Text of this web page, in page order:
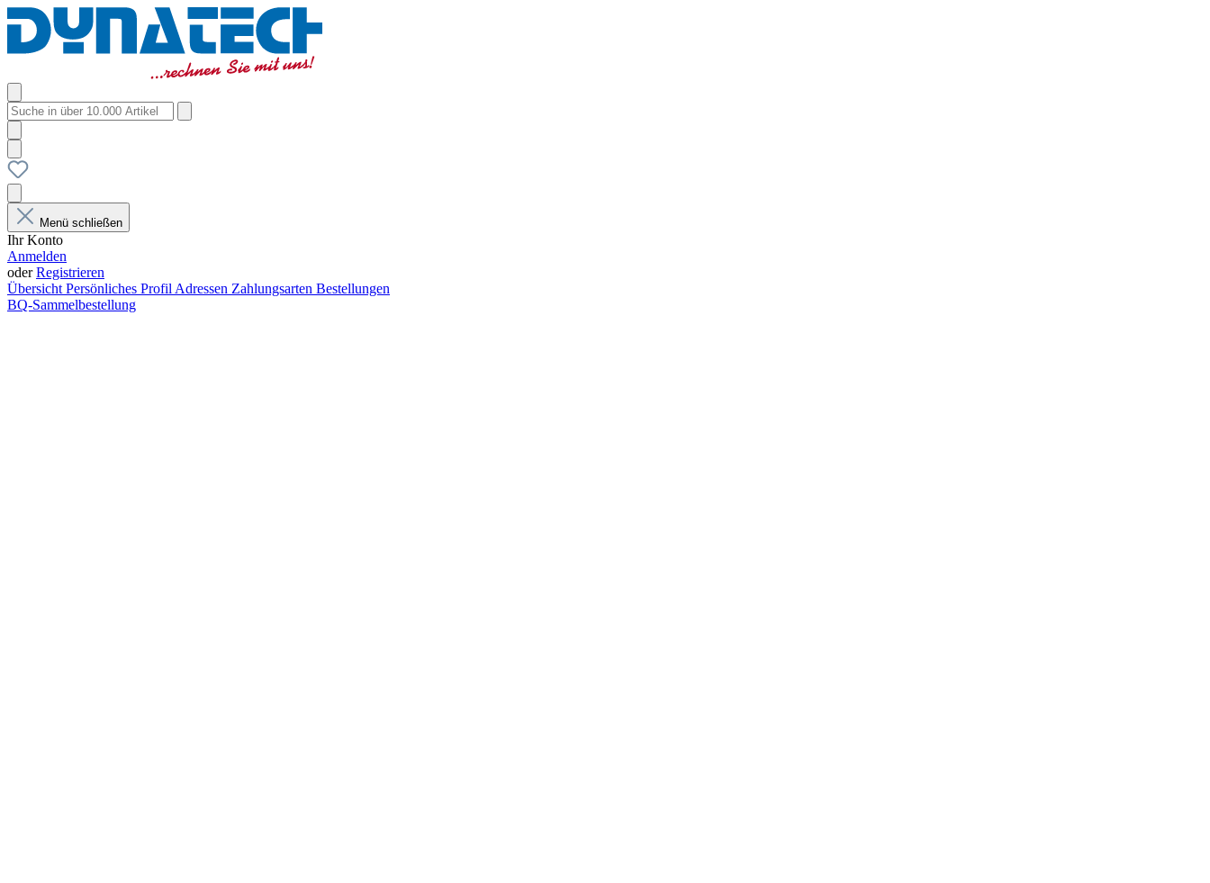
Menü schließen
Ihr Konto
Anmelden
oderRegistrieren
Übersicht Persönliches Profil Adressen Zahlungsarten Bestellungen
BQ-Sammelbestellung